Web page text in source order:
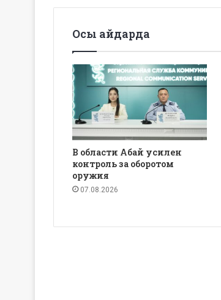
Осы айдарда
В области Абай усилен
контроль за оборотом
оружия
07.08.2026